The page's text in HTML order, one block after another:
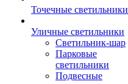
Точечные светильники
Уличные светильники
Светильник-шар
Парковые
светильники
Подвесные